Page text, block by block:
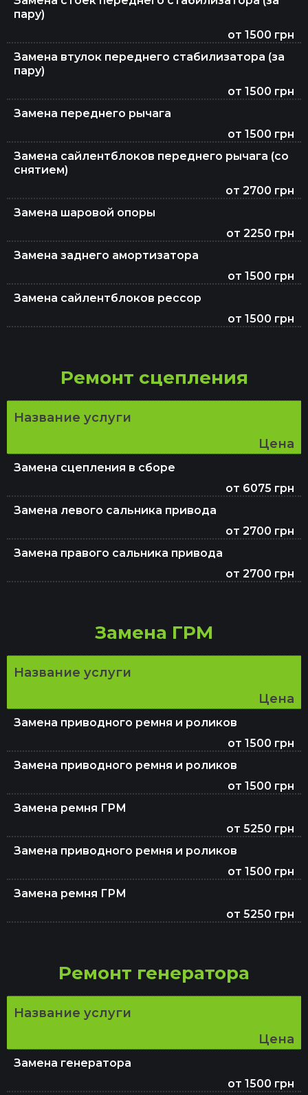
Замена тормозной жидкости
Замена свечей зажигания
Чистка форсунок
Замена сцепления DSG 7
Замена масла в редукторе
Замена салонного фильтра
Замена тормозного шланга
Замена жидкости ГУР
Ремонт выхлопной системы и глушителя
Замена масла в МКПП
Удаление катализатора (сажевого
фильтра)
Замена масла в АКПП
пару)
от 1500 грн
Замена втулок переднего стабилизатора (за
пару)
от 1500 грн
Замена переднего рычага
от 1500 грн
Замена сайлентблоков переднего рычага (со
снятием)
от 2700 грн
Замена шаровой опоры
от 2250 грн
Замена заднего амортизатора
от 1500 грн
Замена сайлентблоков рессор
от 1500 грн
Ремонт сцепления
Название услуги
Цена
Замена сцепления в сборе
от 6075 грн
Замена левого сальника привода
от 2700 грн
Замена правого сальника привода
от 2700 грн
Замена ГРМ
Название услуги
Цена
Замена приводного ремня и роликов
от 1500 грн
Замена приводного ремня и роликов
от 1500 грн
Замена ремня ГРМ
от 5250 грн
Замена приводного ремня и роликов
от 1500 грн
Замена ремня ГРМ
от 5250 грн
Ремонт генератора
Название услуги
Цена
Замена генератора
от 1500 грн